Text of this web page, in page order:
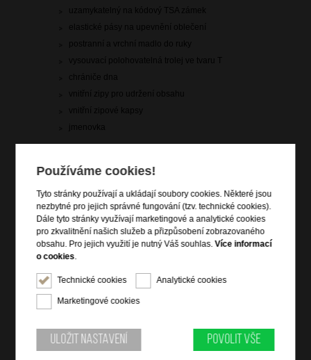
Informace o řadě
Vylepšete si své cestovní vybavení našimi nádhernými kufry
Attrix. Tato kolekce vám přináší pozoruhodnou pevnost, lehkost
a odolnost proti nárazům díky inovativnímu materiálu Roxkin™
použitému na skořepiny. Kufry se dodávají v široké škále
krásných odstínů, od stylové pískové až po zářivou červenou.
Vyrazte stylově s touto kolekcí vyrobenou v Evropě, která je
uzamykatelný na kódový TSA zámek
elastické pásy na upevnění oblečení
postranní a vrchní madlo do ruky
vysouvací polohovatelná trolej ve tvaru T
chrániče dna
vnitřní zipy pro udržení obsahu
vnitřní zipové kapsy
jmenovka
Používáme cookies!
Tyto stránky používají a ukládají soubory cookies. Některé jsou
nezbytné pro jejich správné fungování (tzv. technické cookies).
Dále tyto stránky využívají marketingové a analytické cookies
pro zkvalitnění našich služeb a přizpůsobení zobrazovaného
obsahu. Pro jejich využití je nutný Váš souhlas.Více informací
o cookies
Technické cookies Analytické cookies
Marketingové cookies
Uložit nastavení Povolit vše